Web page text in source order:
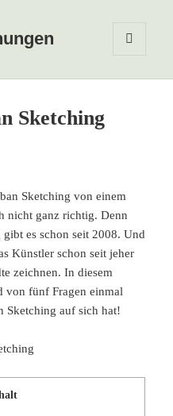
WIDGETS
Sketching
Sketching von einem
nicht ganz richtig. Denn
es schon seit 2008. Und
Künstler schon seit jeher
zeichnen. In diesem
von fünf Fragen einmal
Sketching auf sich hat!